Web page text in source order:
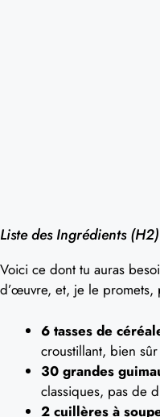
Liste des Ingrédients (H2)
Voici ce dont tu auras
d’œuvre, et, je le promets,
6 tasses de
croustillant, bien
30 grandes
classiques, pas de
2 cuillères à